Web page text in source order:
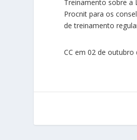
Treinamento sobre a
Procnit para os
de treinamento
CC em 02 de outubro